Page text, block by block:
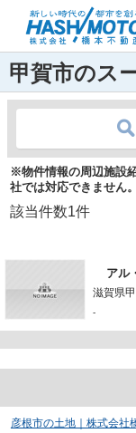
甲賀市のス
※物件情報の周辺施設
社では対応できません。
該当件数1件
アル
滋賀県
-
彦根市の土地｜株式会社